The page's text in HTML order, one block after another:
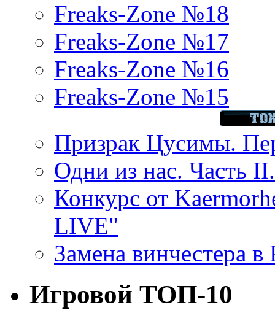
Freaks-Zone №18
Freaks-Zone №17
Freaks-Zone №16
Freaks-Zone №15
Призрак Цусимы.
Одни из нас. Часть
Конкурс от
LIVE"
Замена винчестера
Игровой ТОП-10